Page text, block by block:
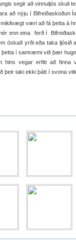
segir að vinnuljós skuli
að nýju í Bifreiðaskoðun
mikilvægt væri að fá þetta á
enn eina ferð í
óskað yrði eða taka
þetta í samræmi við þær
hins vegar erfitt að finna
þeir taki ekki þátt í svona